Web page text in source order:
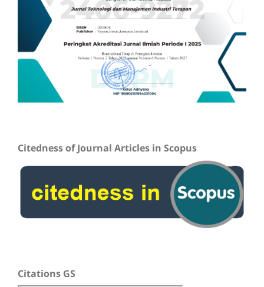
Citedness of Journal Articles in Scopus
Citations GS